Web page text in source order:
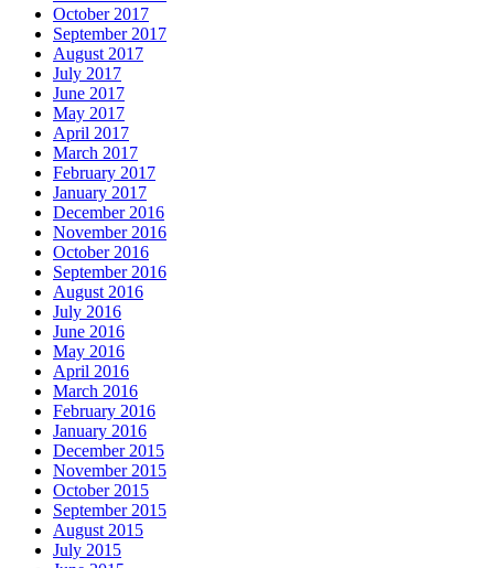
October 2017
September 2017
August 2017
July 2017
June 2017
May 2017
April 2017
March 2017
February 2017
January 2017
December 2016
November 2016
October 2016
September 2016
August 2016
July 2016
June 2016
May 2016
April 2016
March 2016
February 2016
January 2016
December 2015
November 2015
October 2015
September 2015
August 2015
July 2015